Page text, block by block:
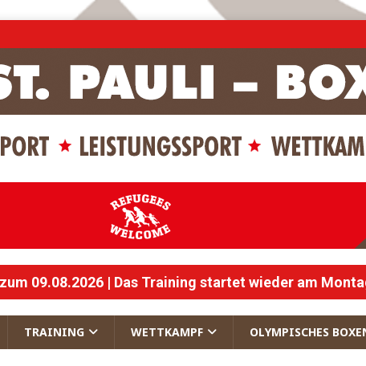
09.08.2026 | Das Training startet wieder am
TRAINING WETTKAMPF OLYMPISCHES